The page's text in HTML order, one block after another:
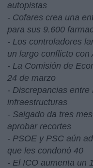
autopistas
- Cofares crea una
para sus 9.600
- Los controladores
un largo conflicto con
- La Comisión de
24 de marzo
- Discrepancias
infraestructuras
- Salgado da tres
aprobar recortes
- PSOE y PSC aún
que les condonó 40
- El ICO aumenta un